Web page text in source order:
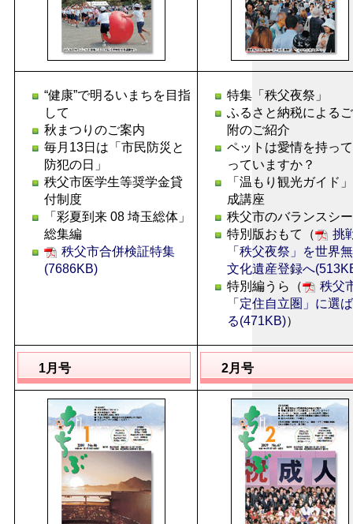
“健康”で明るいまちを目指
して
秋まつりのご案内
毎月13日は「市民防災と
防犯の日」
秩父市医学生等奨学金貸
付制度
「彩夏到来 08 埼玉総体」
総集編
秩父市合併検証特集
(7686KB)
特集「秩父夜祭」
ふるさと納税による
附のご紹介
ペットは愛情を持っ
っていますか？
「温もり観光ガイド
成講座
秩父市のバランスシ
特別版おもて（
挑
「秩父夜祭」を世界
文化遺産登録へ
特別編うら（
秩父
「定住自立圏」に選
る(471KB)）
1月号 2月号